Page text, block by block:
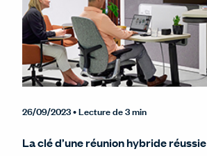
26/09/2023• Lecture de 3 min
La clé d’une réunion hybride réussie